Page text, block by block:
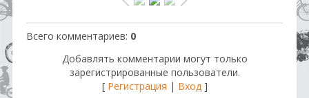
Всего комментариев: 0
Добавлять комментарии могут только
зарегистрированные пользователи.
[ Регистрация | Вход]